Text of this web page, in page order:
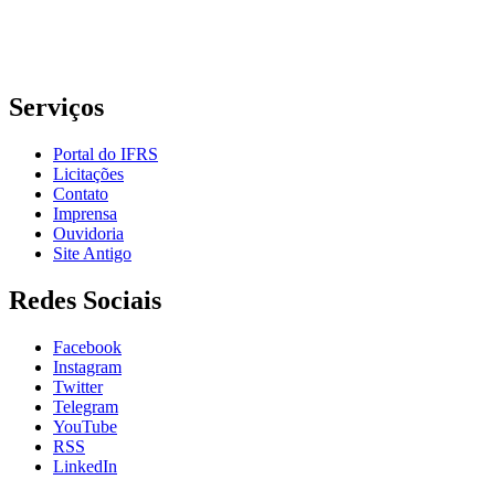
Serviços
Portal do IFRS
Licitações
Contato
Imprensa
Ouvidoria
Site Antigo
Redes Sociais
Facebook
Instagram
Twitter
Telegram
YouTube
RSS
LinkedIn